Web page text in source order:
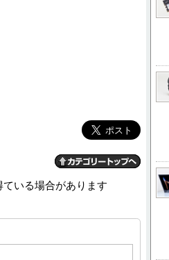
いる場合があります